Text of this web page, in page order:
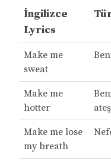
İngilizce
Lyrics
Make me
sweat
Make me
hotter
Make me lose
my breath